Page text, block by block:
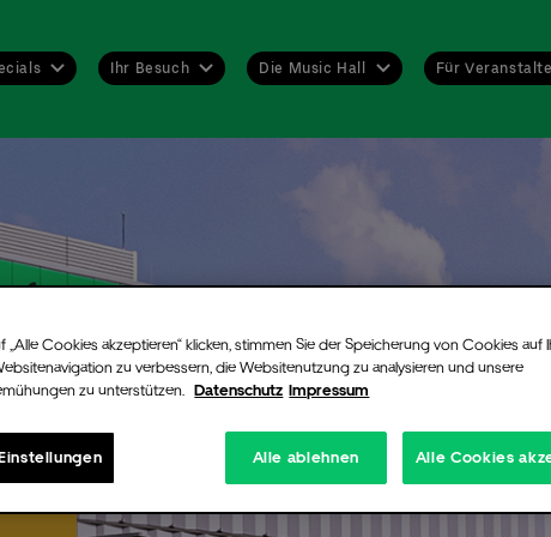
Ihr Besuch Die Music Hall Für
Sie sich kostenlos für unseren Newsletter. Damit entgeht Ihnen
ein Event. Sobald es Tickets oder neue Informationen zu dem von Ihnen
für eine Veranstaltung keine Tickets mehr verfügbar sind, können
registrieren. Sollten durch Aufhebung von Sperrungen oder Rückgabe
doch noch Tickets frei werden, informieren wir Sie
„Alle Cookies akzeptieren“ klicken, stimmen Sie der Speicherung von Cookies auf
zu verbessern, die Websitenutzung zu analysieren und unsere
zu unterstützen. Datenschutz Impressum
Alle ablehnen Alle Cookies